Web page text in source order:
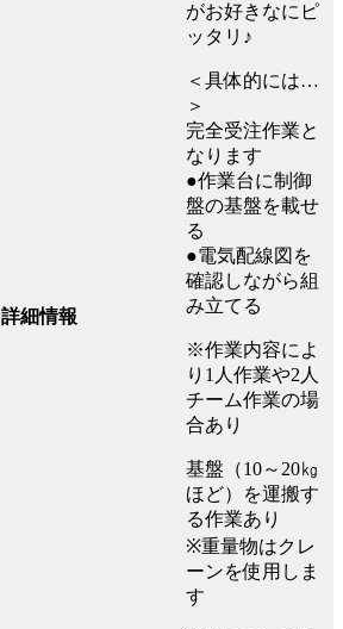
詳細情報
がお好きなにピ
ッタリ♪
＜具体的には…
＞
完全受注作業と
なります
●作業台に制御
盤の基盤を載せ
る
●電気配線図を
確認しながら組
み立てる
※作業内容によ
り1人作業や2人
チーム作業の場
合あり
基盤（10～20㎏
ほど）を運搬す
る作業あり
※重量物はクレ
ーンを使用しま
す